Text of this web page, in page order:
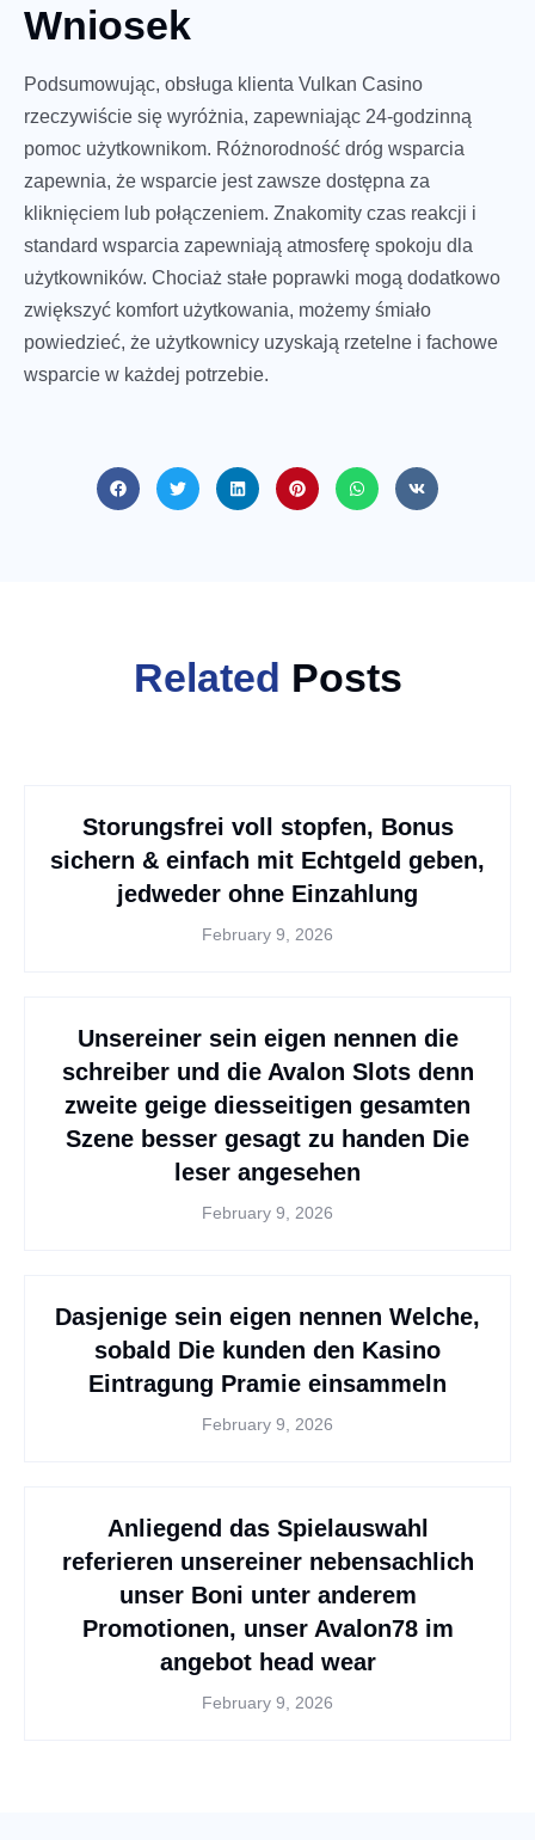
Wniosek
Podsumowując, obsługa klienta Vulkan Casino
rzeczywiście się wyróżnia, zapewniając 24-godzinną
pomoc użytkownikom. Różnorodność dróg wsparcia
zapewnia, że wsparcie jest zawsze dostępna za
kliknięciem lub połączeniem. Znakomity czas reakcji i
standard wsparcia zapewniają atmosferę spokoju dla
użytkowników. Chociaż stałe poprawki mogą dodatkowo
zwiększyć komfort użytkowania, możemy śmiało
powiedzieć, że użytkownicy uzyskają rzetelne i fachowe
wsparcie w każdej potrzebie.
Related Posts
Storungsfrei voll stopfen, Bonus
sichern & einfach mit Echtgeld geben,
jedweder ohne Einzahlung
February 9, 2026
Unsereiner sein eigen nennen die
schreiber und die Avalon Slots denn
zweite geige diesseitigen gesamten
Szene besser gesagt zu handen Die
leser angesehen
February 9, 2026
Dasjenige sein eigen nennen Welche,
sobald Die kunden den Kasino
Eintragung Pramie einsammeln
February 9, 2026
Anliegend das Spielauswahl
referieren unsereiner nebensachlich
unser Boni unter anderem
Promotionen, unser Avalon78 im
angebot head wear
February 9, 2026